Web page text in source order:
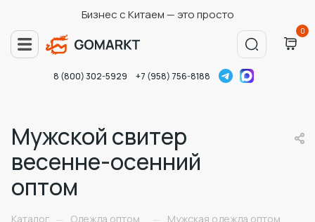
Бизнес с Китаем — это просто
0
8 (800) 302-5929 +7 (958) 756-8188
Мужской свитер
весенне-осенний
оптом
Каталог Одежда оптом
Мужская одежда оптом